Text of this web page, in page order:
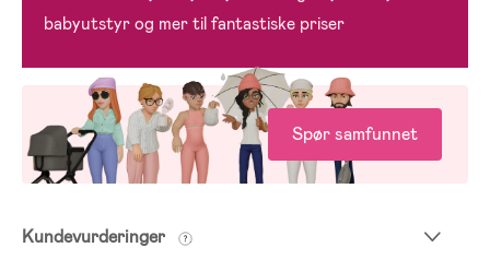
babyutstyr og mer til fantastiske priser
Spør samfunnet
Kundevurderinger